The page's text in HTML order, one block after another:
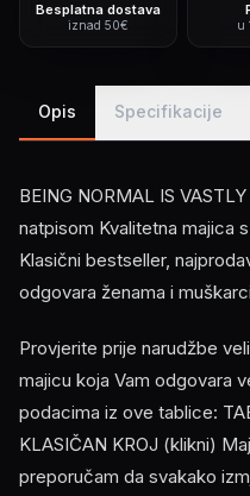
Besplatna dostava
iznad 50€ u
Opis Specifikacije
BEING NORMAL IS
natpisom Kvalitetna majica
Klasični bestseller,
odgovara ženama i
Provjerite prije narudžbe
majicu koja Vam odgovara
podacima iz ove tablice:
KLASIČAN KROJ (klikni)
preporučam da svakako